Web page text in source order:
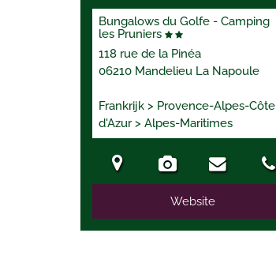
Bungalows du Golfe - Camping
les Pruniers
118 rue de la Pinéa
06210 Mandelieu La Napoule
Frankrijk > Provence-Alpes-Côte
d'Azur > Alpes-Maritimes
Website